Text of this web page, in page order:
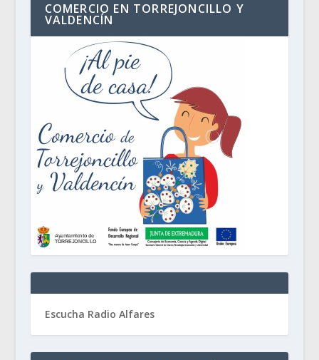
COMERCIO EN TORREJONCILLO Y
VALDENCÍN
Escucha Radio Alfares